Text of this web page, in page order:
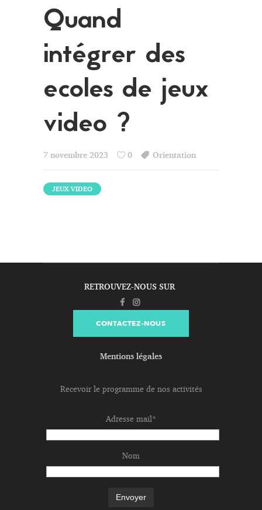
Quand
intégrer des
ecoles de jeux
video ?
7 novembre 2023 0 Orientation
JEUX VIDEO
RETROUVEZ-NOUS SUR
CONTACTEZ-NOUS
Mentions légales
Recevoir le programme de nos activités
Adresse mail*
Nom